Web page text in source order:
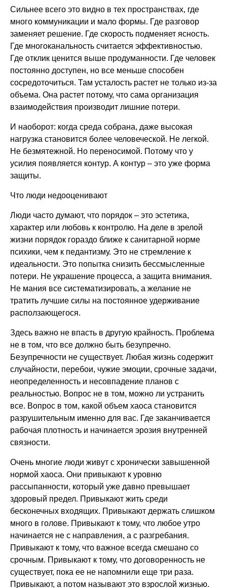
Сильнее всего это видно в тех пространствах, где
много коммуникации и мало формы. Где разговор
заменяет решение. Где скорость подменяет ясность.
Где многоканальность считается эффективностью.
Где отклик ценится выше продуманности. Где человек
постоянно доступен, но все меньше способен
сосредоточиться. Там усталость растет не только из-за
объема. Она растет потому, что сама организация
взаимодействия производит лишние потери.
И наоборот: когда среда собрана, даже высокая
нагрузка становится более человеческой. Не легкой.
Не безмятежной. Но переносимой. Потому что у
усилия появляется контур. А контур – это уже форма
защиты.
Что люди недооценивают
Люди часто думают, что порядок – это эстетика,
характер или любовь к контролю. На деле в зрелой
жизни порядок гораздо ближе к санитарной норме
психики, чем к педантизму. Это не стремление к
идеальности. Это попытка снизить бессмысленные
потери. Не украшение процесса, а защита внимания.
Не мания все систематизировать, а желание не
тратить лучшие силы на постоянное удерживание
расползающегося.
Здесь важно не впасть в другую крайность. Проблема
не в том, что все должно быть безупречно.
Безупречности не существует. Любая жизнь содержит
случайности, перебои, чужие эмоции, срочные задачи,
неопределенность и несовпадение планов с
реальностью. Вопрос не в том, можно ли устранить
все. Вопрос в том, какой объем хаоса становится
разрушительным именно для вас. Где заканчивается
рабочая плотность и начинается эрозия внутренней
связности.
Очень многие люди живут с хронически завышенной
нормой хаоса. Они привыкают к уровню
рассыпанности, который уже давно превышает
здоровый предел. Привыкают жить среди
бесконечных входящих. Привыкают держать слишком
много в голове. Привыкают к тому, что любое утро
начинается не с направления, а с разгребания.
Привыкают к тому, что важное всегда смешано со
срочным. Привыкают к тому, что договоренность не
существует, пока ее не напомнили еще три раза.
Привыкают, а потом называют это взрослой жизнью.